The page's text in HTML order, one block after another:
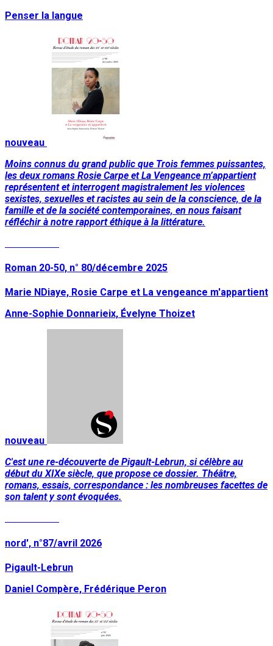
Penser la langue
nouveau
Moins connus du grand public que Trois femmes puissantes,
les deux romans Rosie Carpe et La Vengeance m’appartient
représentent et interrogent magistralement les violences
sexistes, sexuelles et racistes au sein de la conscience, de la
famille et de la société contemporaines, en nous faisant
réfléchir à notre rapport éthique à la littérature.
Roman 20-50, n° 80/décembre 2025
Marie NDiaye, Rosie Carpe et La vengeance m'appartient
Anne-Sophie Donnarieix, Évelyne Thoizet
nouveau
C'est une re-découverte de Pigault-Lebrun, si célèbre au
début du XIXe siècle, que propose ce dossier. Théâtre,
romans, essais, correspondance : les nombreuses facettes de
son talent y sont évoquées.
nord', n°87/avril 2026
Pigault-Lebrun
Daniel Compère, Frédérique Peron